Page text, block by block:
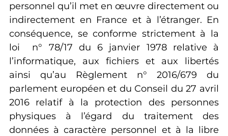
personnel qu’il met en œuvre directement ou
indirectement en France et à l’étranger. En
conséquence, se conforme strictement à la
loi n° 78/17 du 6 janvier 1978 relative à
l’informatique, aux fichiers et aux libertés
ainsi qu’au Règlement n° 2016/679 du
parlement européen et du Conseil du 27 avril
2016 relatif à la protection des personnes
physiques à l’égard du traitement des
données à caractère personnel et à la libre